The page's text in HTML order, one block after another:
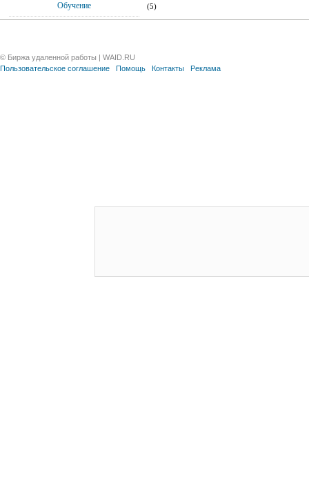
Обучение (5)
© Биржа удаленной работы | WAID.RU
Пользовательское соглашение
Помощь Контакты Реклама